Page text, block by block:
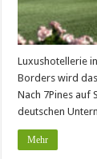
Luxushotellerie
Borders wird
Nach 7Pines auf
deutschen
Mehr